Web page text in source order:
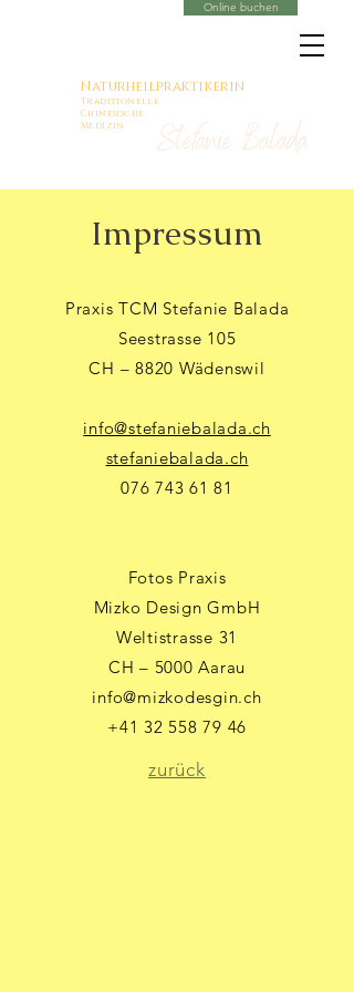
Naturheilpraktikerin
Traditionelle
Chinesische
Medizin
Online buchen
Impressum
Praxis TCM Stefanie Balada
Seestrasse 105
CH – 8820 Wädenswil
info@stefaniebalada.ch
stefaniebalada.ch
076 743 61 81
Fotos Praxis
Mizko Design GmbH
Weltistrasse 31
CH – 5000 Aarau
info@mizkodesgin.ch
+41 32 558 79 46
zurück